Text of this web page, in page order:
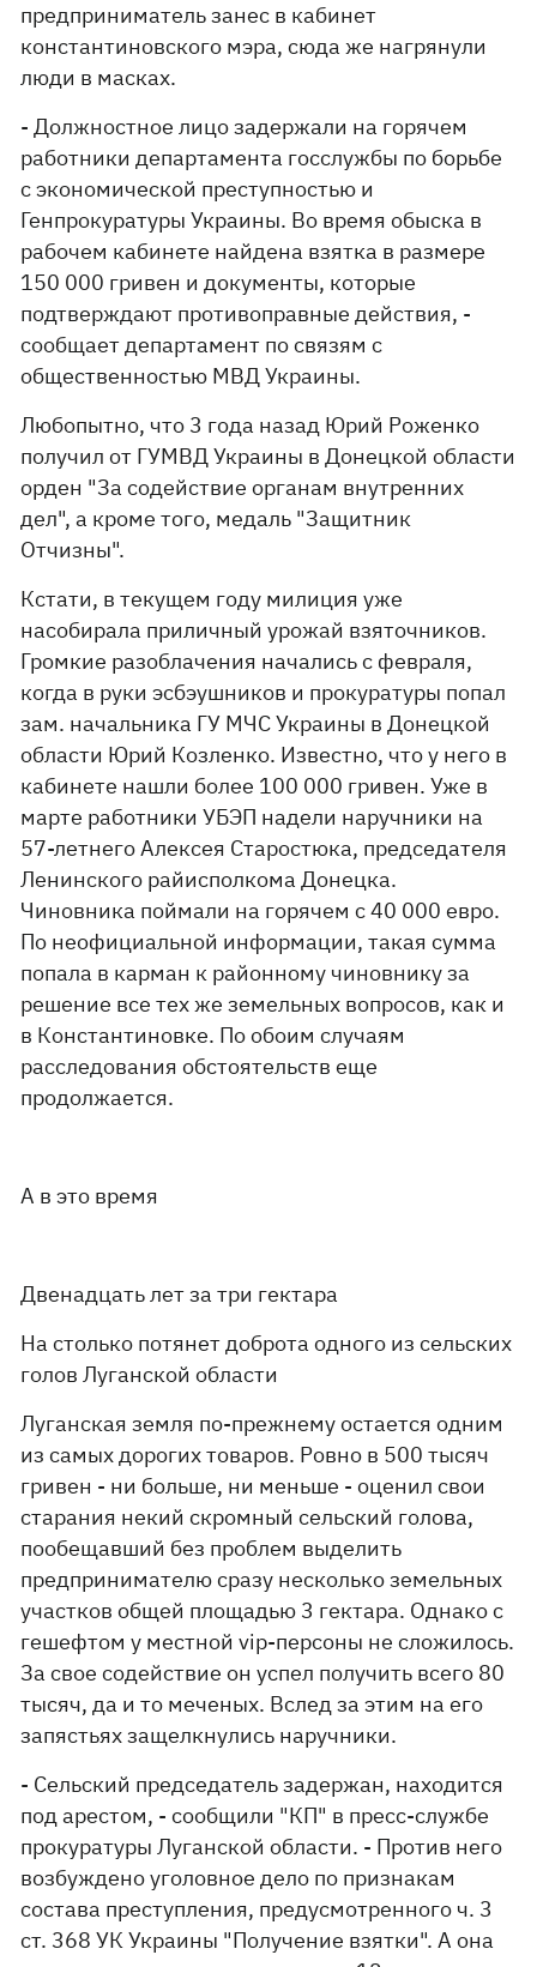
предприниматель занес в кабинет
константиновского мэра, сюда же нагрянули
люди в масках.
- Должностное лицо задержали на горячем
работники департамента госслужбы по борьбе
с экономической преступностью и
Генпрокуратуры Украины. Во время обыска в
рабочем кабинете найдена взятка в размере
150 000 гривен и документы, которые
подтверждают противоправные действия, -
сообщает департамент по связям с
общественностью МВД Украины.
Любопытно, что 3 года назад Юрий Роженко
получил от ГУМВД Украины в Донецкой области
орден "За содействие органам внутренних
дел", а кроме того, медаль "Защитник
Отчизны".
Кстати, в текущем году милиция уже
насобирала приличный урожай взяточников.
Громкие разоблачения начались с февраля,
когда в руки эсбэушников и прокуратуры попал
зам. начальника ГУ МЧС Украины в Донецкой
области Юрий Козленко. Известно, что у него в
кабинете нашли более 100 000 гривен. Уже в
марте работники УБЭП надели наручники на
57-летнего Алексея Старостюка, председателя
Ленинского райисполкома Донецка.
Чиновника поймали на горячем с 40 000 евро.
По неофициальной информации, такая сумма
попала в карман к районному чиновнику за
решение все тех же земельных вопросов, как и
в Константиновке. По обоим случаям
расследования обстоятельств еще
продолжается.
А в это время
Двенадцать лет за три гектара
На столько потянет доброта одного из сельских
голов Луганской области
Луганская земля по-прежнему остается одним
из самых дорогих товаров. Ровно в 500 тысяч
гривен - ни больше, ни меньше - оценил свои
старания некий скромный сельский голова,
пообещавший без проблем выделить
предпринимателю сразу несколько земельных
участков общей площадью 3 гектара. Однако с
гешефтом у местной vip-персоны не сложилось.
За свое содействие он успел получить всего 80
тысяч, да и то меченых. Вслед за этим на его
запястьях защелкнулись наручники.
- Сельский председатель задержан, находится
под арестом, - сообщили "КП" в пресс-службе
прокуратуры Луганской области. - Против него
возбуждено уголовное дело по признакам
состава преступления, предусмотренного ч. 3
ст. 368 УК Украины "Получение взятки". А она